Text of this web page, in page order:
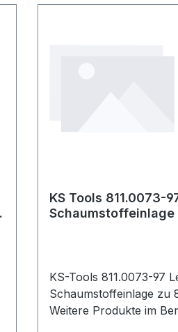
KS Tools 811.0073-
Schaumstoffeinlage
KS-Tools 811.0073-97
Schaumstoffeinlage zu
Weitere Produkte im Bereich